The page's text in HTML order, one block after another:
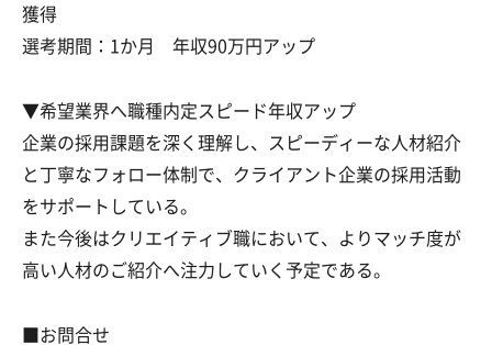
獲得
選考期間：1か月 年収90万円アップ
▼希望業界へ職種内定スピード年収アップ
企業の採用課題を深く理解し、スピーディーな人材紹介
と丁寧なフォロー体制で、クライアント企業の採用活動
をサポートしている。
また今後はクリエイティブ職において、よりマッチ度が
高い人材のご紹介へ注力していく予定である。
■お問合せ